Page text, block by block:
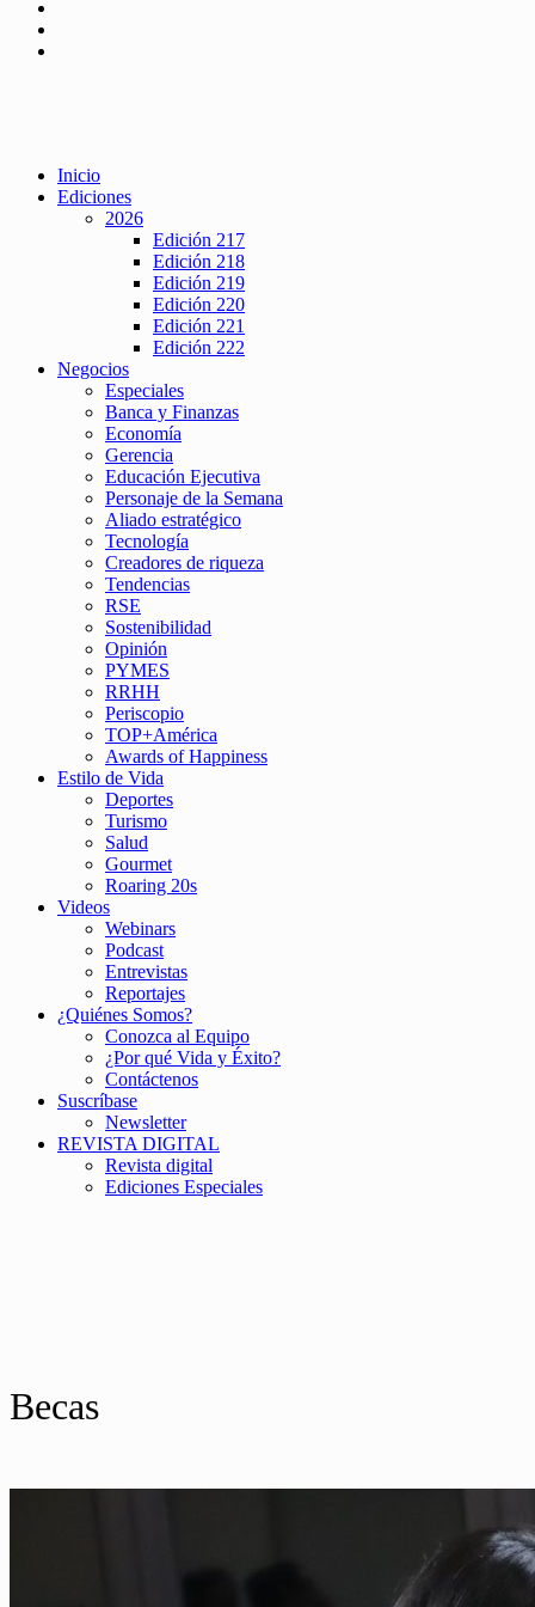
Inicio
Ediciones
2026
Edición 217
Edición 218
Edición 219
Edición 220
Edición 221
Edición 222
Negocios
Especiales
Banca y Finanzas
Economía
Gerencia
Educación Ejecutiva
Personaje de la Semana
Aliado estratégico
Tecnología
Creadores de riqueza
Tendencias
RSE
Sostenibilidad
Opinión
PYMES
RRHH
Periscopio
TOP+América
Awards of Happiness
Estilo de Vida
Deportes
Turismo
Salud
Gourmet
Roaring 20s
Videos
Webinars
Podcast
Entrevistas
Reportajes
¿Quiénes Somos?
Conozca al Equipo
¿Por qué Vida y Éxito?
Contáctenos
Suscríbase
Newsletter
REVISTA DIGITAL
Revista digital
Ediciones Especiales
Becas